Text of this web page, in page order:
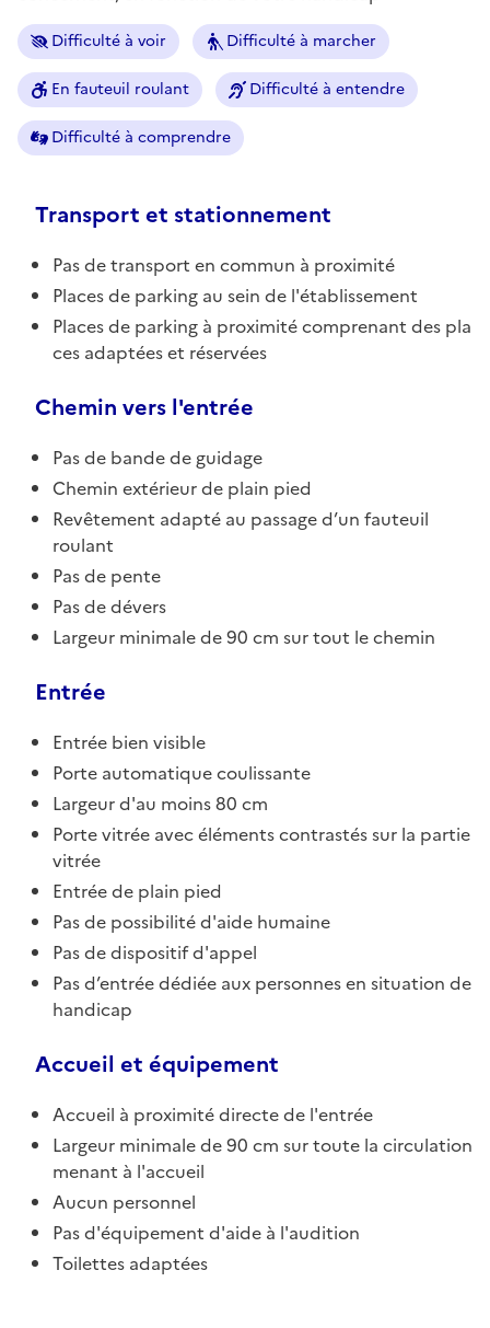
Difficulté à voir Difficulté à marcher
En fauteuil roulant Difficulté à entendre
Difficulté à comprendre
Transport et stationnement
Pas de transport en commun à proximité
Places de parking au sein de l'établissement
Places de parking à proximité comprenant des pla
ces adaptées et réservées
Chemin vers l'entrée
Pas de bande de guidage
Chemin extérieur de plain pied
Revêtement adapté au passage d’un fauteuil
roulant
Pas de pente
Pas de dévers
Largeur minimale de 90 cm sur tout le chemin
Entrée
Entrée bien visible
Porte automatique coulissante
Largeur d'au moins 80 cm
Porte vitrée avec éléments contrastés sur la partie
vitrée
Entrée de plain pied
Pas de possibilité d'aide humaine
Pas de dispositif d'appel
Pas d’entrée dédiée aux personnes en situation de
handicap
Accueil et équipement
Accueil à proximité directe de l'entrée
Largeur minimale de 90 cm sur toute la circulation
menant à l'accueil
Aucun personnel
Pas d'équipement d'aide à l'audition
Toilettes adaptées